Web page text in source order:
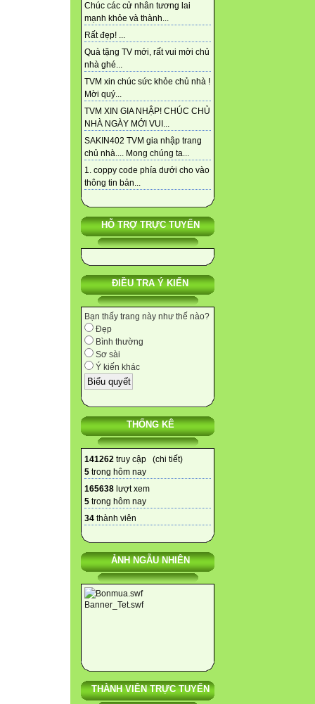
Chúc các cử nhân tương lai
mạnh khỏe và thành...
Rất đẹp! ...
Quà tặng TV mới, rất vui mời chủ
nhà ghé...
TVM xin chúc sức khỏe chủ nhà !
Mời quý...
TVM XIN GIA NHẬP! CHÚC CHỦ
NHÀ NGÀY MỚI VUI...
SAKIN402 TVM gia nhập trang
chủ nhà.... Mong chúng ta...
1. coppy code phía dưới cho vào
thông tin bản...
HỖ TRỢ TRỰC TUYẾN
ĐIỀU TRA Ý KIẾN
Bạn thấy trang này như thế nào?
Đẹp
Bình thường
Sơ sài
Ý kiến khác
THỐNG KÊ
141262 truy cập (chi tiết)
5 trong hôm nay
165638 lượt xem
5 trong hôm nay
34 thành viên
ẢNH NGẪU NHIÊN
THÀNH VIÊN TRỰC TUYẾN